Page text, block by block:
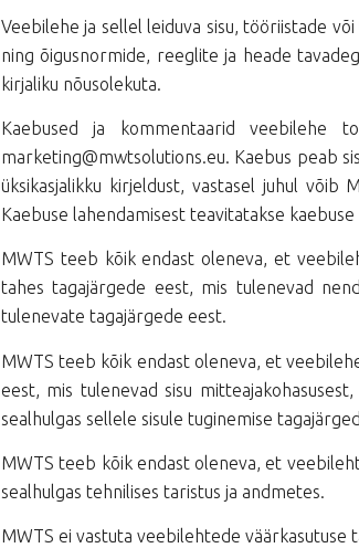
Veebilehe ja sellel leiduva sisu, tööriistade
ning õigusnormide, reeglite ja heade
kirjaliku nõusolekuta.
Kaebused ja kommentaarid veebilehe
marketing@mwtsolutions.eu. Kaebus peab
üksikasjalikku kirjeldust, vastasel juhul võib
Kaebuse lahendamisest teavitatakse
MWTS teeb kõik endast oleneva, et
tahes tagajärgede eest, mis tulenevad
tulenevate tagajärgede eest.
MWTS teeb kõik endast oleneva, et
eest, mis tulenevad sisu
sealhulgas sellele sisule tuginemise
MWTS teeb kõik endast oleneva, et
sealhulgas tehnilises taristus ja andmetes.
MWTS ei vastuta veebilehtede